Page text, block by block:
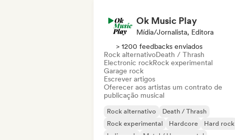
Ok Music Play
Mídia/Jornalista, Editora
> 1200 feedbacks enviados
Rock alternativoDeath / Thrash
Electronic rockRock experimental
Garage rock
Escrever artigos
Oferecer aos artistas um contrato de
publicação musical
Rock alternativo
Death / Thrash
Rock experimental
Hardcore
Hard rock
Indie rock
Metal / Heavy metal